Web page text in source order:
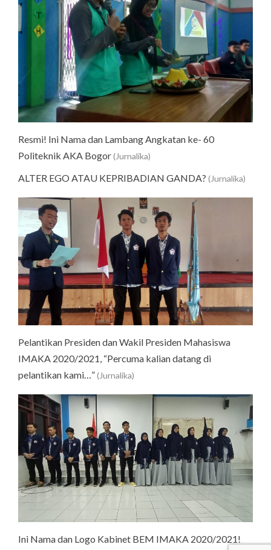
Resmi! Ini Nama dan Lambang Angkatan ke- 60
Politeknik AKA Bogor(Jurnalika)
ALTER EGO ATAU KEPRIBADIAN GANDA? (Jurnalika)
Pelantikan Presiden dan Wakil Presiden Mahasiswa
IMAKA 2020/2021, “Percuma kalian datang di
pelantikan kami…”(Jurnalika)
Ini Nama dan Logo Kabinet BEM IMAKA 2020/2021!